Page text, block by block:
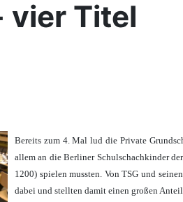
vier Titel
Bereits zum 4. Mal lud die Private
allem an die Berliner Schulschachkinder
1200) spielen mussten. Von TSG und
dabei und stellten damit einen großen